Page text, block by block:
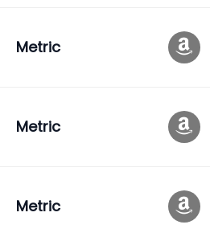
Metric
Metric
Metric